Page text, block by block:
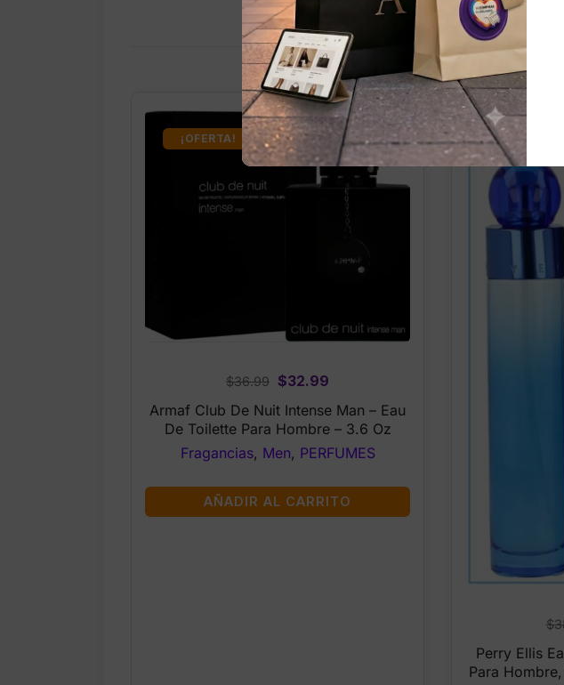
¡OFERTA!
$36.99 Original
price
was:
$36.99.
$32.99
price
$32.99.
Armaf Club De Nuit Intense Man – Eau
De Toilette Para Hombre – 3.6 Oz
Fragancias, Men, PERFUMES
AÑADIR AL CARRITO
$
Perry Ellis
Para